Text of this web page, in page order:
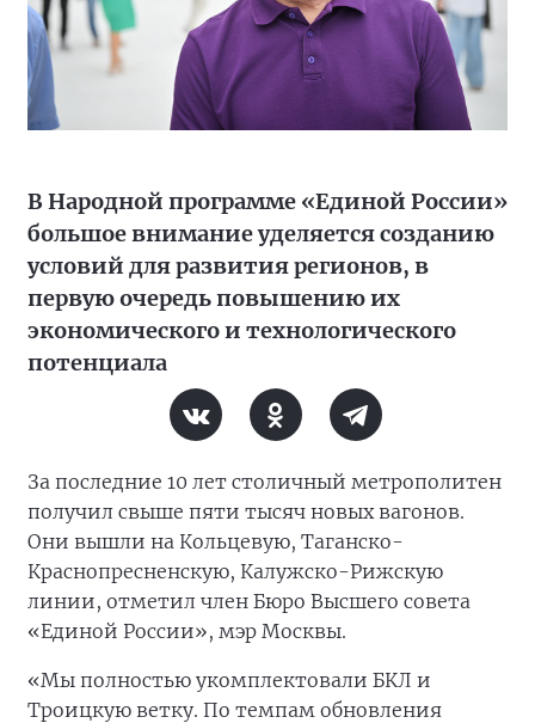
В Народной программе «Единой России»
большое внимание уделяется созданию
условий для развития регионов, в
первую очередь повышению их
экономического и технологического
потенциала
За последние 10 лет столичный метрополитен
получил свыше пяти тысяч новых вагонов.
Они вышли на Кольцевую, Таганско-
Краснопресненскую, Калужско-Рижскую
линии, отметил член Бюро Высшего совета
«Единой России», мэр Москвы.
«Мы полностью укомплектовали БКЛ и
Троицкую ветку. По темпам обновления